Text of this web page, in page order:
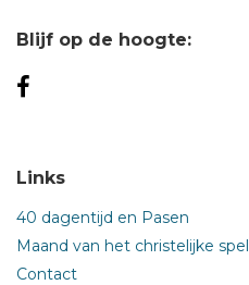
Blijf op de hoogte:
Links
40 dagentijd en Pasen
Maand van het christelijke spel
Contact